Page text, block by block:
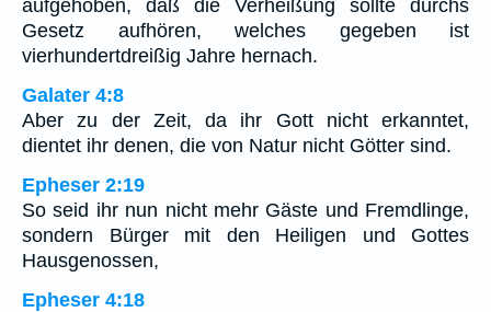
aufgehoben, daß die Verheißung sollte durchs
Gesetz aufhören, welches gegeben ist
vierhundertdreißig Jahre hernach.
Galater 4:8
Aber zu der Zeit, da ihr Gott nicht erkanntet,
dientet ihr denen, die von Natur nicht Götter sind.
Epheser 2:19
So seid ihr nun nicht mehr Gäste und Fremdlinge,
sondern Bürger mit den Heiligen und Gottes
Hausgenossen,
Epheser 4:18